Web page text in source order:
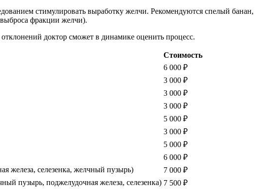
стимулировать выработку желчи. Рекомендуются спелый банан,
выброса фракции желчи).
доктор сможет в динамике оценить процесс.
Стоимость
6 000 ₽
3 000 ₽
3 000 ₽
3 000 ₽
5 000 ₽
3 000 ₽
5 000 ₽
6 000 ₽
железа, селезенка, желчный пузырь)
7 000 ₽
пузырь, поджелудочная железа, селезенка) 7 500 ₽